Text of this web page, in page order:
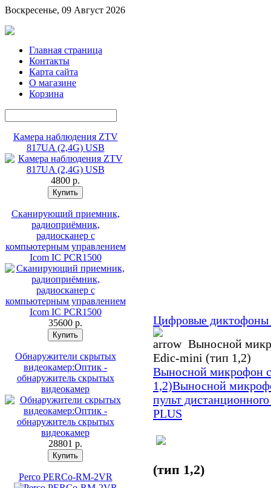
Воскресенье, 09 Август 2026
Главная страница
Контакты
Карта сайта
О магазине
Корзина
Камера наблюдения ZTV
817UA (2,4G) USB
4800 p.
Сканирующий приемник,
радиоприёмник,
радиосканер с
компьютерным управлением
Icom IC PCR1500
35600 p.
Обнаружители скрытых
видеокамер:Оптик -
обнаружитель скрытых
видеокамер
28801 p.
Perco PERCo-RM-2VR
Цифровые
Выносной
Edic-mini (тип 1,2)
Выносной микрофон
1,2)Выносной
пульт
PLUS
(тип 1,2)